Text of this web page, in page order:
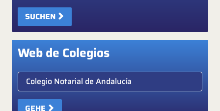
SUCHEN
Web de Colegios
Elige colegio notarial
GEHE